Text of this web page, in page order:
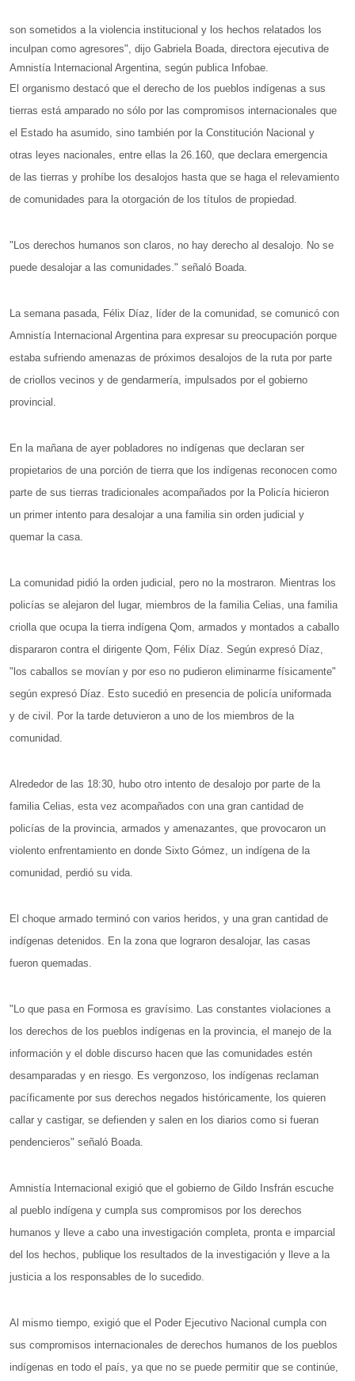
son sometidos a la violencia institucional y los hechos relatados los
inculpan como agresores", dijo Gabriela Boada, directora ejecutiva de
Amnistía Internacional Argentina, según publica Infobae.
El organismo destacó que el derecho de los pueblos indígenas a sus
tierras está amparado no sólo por las compromisos internacionales que
el Estado ha asumido, sino también por la Constitución Nacional y
otras leyes nacionales, entre ellas la 26.160, que declara emergencia
de las tierras y prohíbe los desalojos hasta que se haga el relevamiento
de comunidades para la otorgación de los títulos de propiedad.
"Los derechos humanos son claros, no hay derecho al desalojo. No se
puede desalojar a las comunidades." señaló Boada.
La semana pasada, Félix Díaz, líder de la comunidad, se comunicó con
Amnistía Internacional Argentina para expresar su preocupación porque
estaba sufriendo amenazas de próximos desalojos de la ruta por parte
de criollos vecinos y de gendarmería, impulsados por el gobierno
provincial.
En la mañana de ayer pobladores no indígenas que declaran ser
propietarios de una porción de tierra que los indígenas reconocen como
parte de sus tierras tradicionales acompañados por la Policía hicieron
un primer intento para desalojar a una familia sin orden judicial y
quemar la casa.
La comunidad pidió la orden judicial, pero no la mostraron. Mientras los
policías se alejaron del lugar, miembros de la familia Celias, una familia
criolla que ocupa la tierra indígena Qom, armados y montados a caballo
dispararon contra el dirigente Qom, Félix Díaz. Según expresó Díaz,
"los caballos se movían y por eso no pudieron eliminarme físicamente"
según expresó Díaz. Esto sucedió en presencia de policía uniformada
y de civil. Por la tarde detuvieron a uno de los miembros de la
comunidad.
Alrededor de las 18:30, hubo otro intento de desalojo por parte de la
familia Celias, esta vez acompañados con una gran cantidad de
policías de la provincia, armados y amenazantes, que provocaron un
violento enfrentamiento en donde Sixto Gómez, un indígena de la
comunidad, perdió su vida.
El choque armado terminó con varios heridos, y una gran cantidad de
indígenas detenidos. En la zona que lograron desalojar, las casas
fueron quemadas.
"Lo que pasa en Formosa es gravísimo. Las constantes violaciones a
los derechos de los pueblos indígenas en la provincia, el manejo de la
información y el doble discurso hacen que las comunidades estén
desamparadas y en riesgo. Es vergonzoso, los indígenas reclaman
pacíficamente por sus derechos negados históricamente, los quieren
callar y castigar, se defienden y salen en los diarios como si fueran
pendencieros" señaló Boada.
Amnistía Internacional exigió que el gobierno de Gildo Insfrán escuche
al pueblo indígena y cumpla sus compromisos por los derechos
humanos y lleve a cabo una investigación completa, pronta e imparcial
del los hechos, publique los resultados de la investigación y lleve a la
justicia a los responsables de lo sucedido.
Al mismo tiempo, exigió que el Poder Ejecutivo Nacional cumpla con
sus compromisos internacionales de derechos humanos de los pueblos
indígenas en todo el país, ya que no se puede permitir que se continúe,